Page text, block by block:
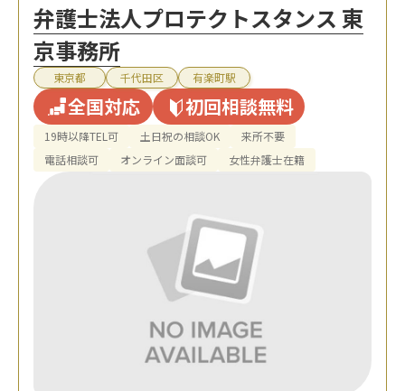
弁護士法人プロテクトスタンス 東
京事務所
東京都 千代田区 有楽町駅
全国対応 初回相談無料
19時以降TEL可 土日祝の相談OK
来所不要
電話相談可
オンライン面談可 女性弁護士在籍